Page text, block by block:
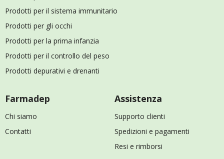
Prodotti per il sistema immunitario
Prodotti per gli occhi
Prodotti per la prima infanzia
Prodotti per il controllo del peso
Prodotti depurativi e drenanti
Farmadep
Chi siamo
Contatti
Assistenza
Supporto clienti
Spedizioni e pagamenti
Resi e rimborsi